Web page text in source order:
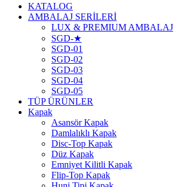
KATALOG
AMBALAJ SERİLERİ
LUX & PREMIUM AMBALAJ
SGD-★
SGD-01
SGD-02
SGD-03
SGD-04
SGD-05
TÜP ÜRÜNLER
Kapak
Asansör Kapak
Damlalıklı Kapak
Disc-Top Kapak
Düz Kapak
Emniyet Kilitli Kapak
Flip-Top Kapak